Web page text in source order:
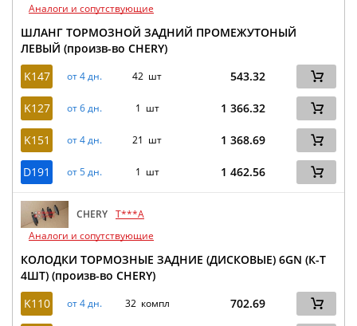
Аналоги и сопутствующие
ШЛАНГ ТОРМОЗНОЙ ЗАДНИЙ ПРОМЕЖУТОНЫЙ
ЛЕВЫЙ (произв-во CHERY)
K147
от 4 дн. 42 шт 543.32
K127 от 6 дн. 1 шт 1 366.32
K151 от 4 дн. 21 шт 1 368.69
D191 от 5 дн. 1 шт 1 462.56
CHERY T***A
Аналоги и сопутствующие
КОЛОДКИ ТОРМОЗНЫЕ ЗАДНИЕ (ДИСКОВЫЕ) 6GN (К-Т
4ШТ) (произв-во CHERY)
K110
от 4 дн. 32 компл 702.69